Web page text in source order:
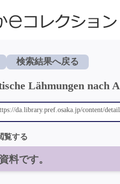
検索結果へ戻る
Lähmungen nach
覧する
料です。